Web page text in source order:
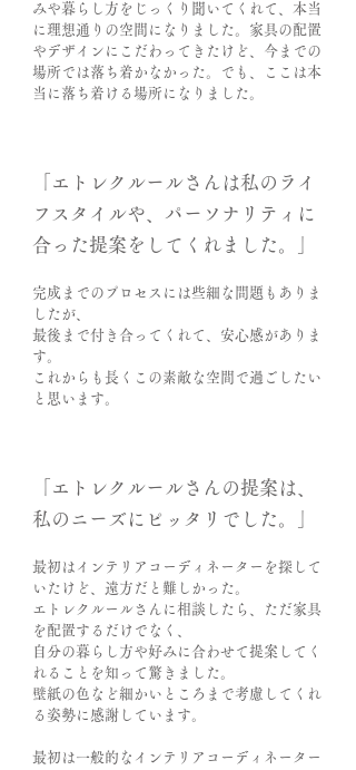
みや暮らし方をじっくり聞いてくれて、本当
に理想通りの空間になりました。家具の配置
やデザインにこだわってきたけど、今までの
場所では落ち着かなかった。でも、ここは本
当に落ち着ける場所になりました。
「エトレクルールさんは私のライ
フスタイルや、パーソナリティに
合った提案をしてくれました。」
完成までのプロセスには些細な問題もありま
したが、
最後まで付き合ってくれて、安心感がありま
す。
これからも長くこの素敵な空間で過ごしたい
と思います。
「エトレクルールさんの提案は、
私のニーズにピッタリでした。」
最初はインテリアコーディネーターを探して
いたけど、遠方だと難しかった。
エトレクルールさんに相談したら、ただ家具
を配置するだけでなく、
自分の暮らし方や好みに合わせて提案してく
れることを知って驚きました。
壁紙の色など細かいところまで考慮してくれ
る姿勢に感謝しています。
最初は一般的なインテリアコーディネーター